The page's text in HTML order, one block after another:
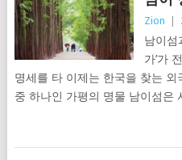
Zion
남이섬
가’가
명세를 타 이제는 한국을 찾는
중 하나인 가평의 명물 남이섬은